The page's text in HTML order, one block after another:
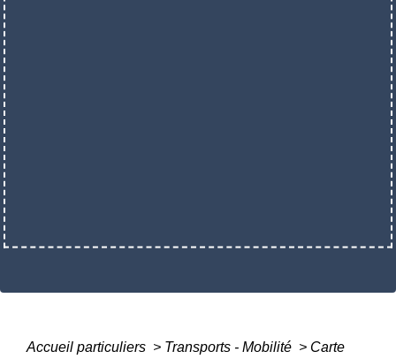
Accueil particuliers > Transports - Mobilité > Carte